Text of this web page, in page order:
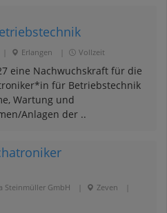
Erlangen Vollzeit
eine Nachwuchskraft für die
für Betriebstechnik
Wartung und
Anlagen der ..
Steinmüller GmbH Zeven